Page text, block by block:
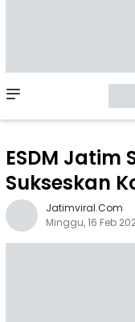
Menu
ESDM Jatim
Sukseskan
Jatimviral.com
Minggu, 16 Feb